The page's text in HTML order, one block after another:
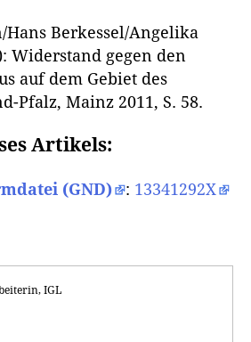
Berkessel/Angelika
Widerstand gegen den
auf dem Gebiet des
Pfalz, Mainz 2011, S. 58.
Artikels:
(GND) : 13341292X
IGL